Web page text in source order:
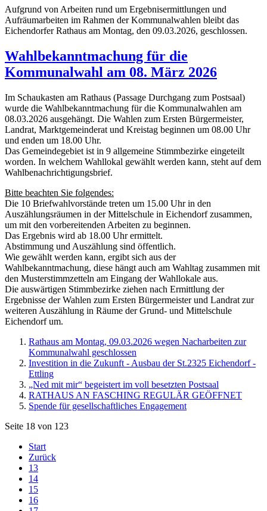
Aufgrund von Arbeiten rund um Ergebnisermittlungen und
Aufräumarbeiten im Rahmen der Kommunalwahlen bleibt das
Eichendorfer Rathaus am Montag, den 09.03.2026, geschlossen.
Wahlbekanntmachung für die
Kommunalwahl am 08. März 2026
Im Schaukasten am Rathaus (Passage Durchgang zum Postsaal)
wurde die Wahlbekanntmachung für die Kommunalwahlen am
08.03.2026 ausgehängt. Die Wahlen zum Ersten Bürgermeister,
Landrat, Marktgemeinderat und Kreistag beginnen um 08.00 Uhr
und enden um 18.00 Uhr.
Das Gemeindegebiet ist in 9 allgemeine Stimmbezirke eingeteilt
worden. In welchem Wahllokal gewählt werden kann, steht auf dem
Wahlbenachrichtigungsbrief.
Bitte beachten Sie folgendes:
Die 10 Briefwahlvorstände treten um 15.00 Uhr in den
Auszählungsräumen in der Mittelschule in Eichendorf zusammen,
um mit den vorbereitenden Arbeiten zu beginnen.
Das Ergebnis wird ab 18.00 Uhr ermittelt.
Abstimmung und Auszählung sind öffentlich.
Wie gewählt werden kann, ergibt sich aus der
Wahlbekanntmachung, diese hängt auch am Wahltag zusammen mit
den Musterstimmzetteln am Eingang der Wahllokale aus.
Die auswärtigen Stimmbezirke ziehen nach Ermittlung der
Ergebnisse der Wahlen zum Ersten Bürgermeister und Landrat zur
weiteren Auszählung in Räume der Grund- und Mittelschule
Eichendorf um.
Rathaus am Montag, 09.03.2026 wegen Nacharbeiten zur
Kommunalwahl geschlossen
Investition in die Zukunft - Ausbau der St.2325 Eichendorf -
Ettling
„Ned mit mir“ begeistert im voll besetzten Postsaal
RATHAUS AN FASCHING REGULÄR GEÖFFNET
Spende für gesellschaftliches Engagement
Seite 18 von 123
Start
Zurück
13
14
15
16